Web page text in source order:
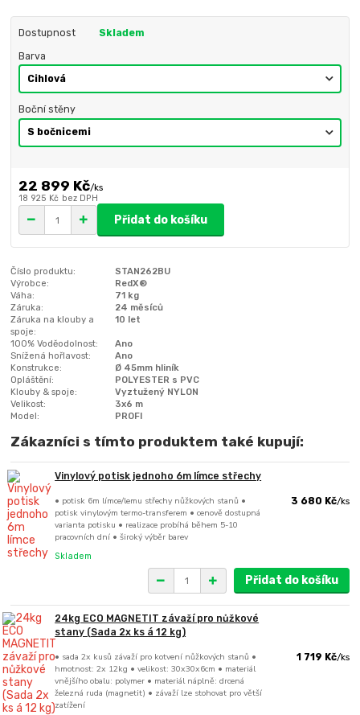
Dostupnost Skladem
Barva
Boční stěny
22 899 Kč/ks
18 925 Kč bez DPH
Přidat do košíku
Číslo produktu:
STAN262BU
Výrobce:
RedX®
Váha:
71 kg
Záruka:
24 měsíců
Záruka na klouby a
spoje:
10 let
100% Voděodolnost:
Ano
Snížená hořlavost:
Ano
Konstrukce:
Ø 45mm hliník
Opláštění:
POLYESTER s PVC
Klouby & spoje:
Vyztužený NYLON
Velikost:
3x6 m
Model:
PROFI
Zákazníci s tímto produktem také kupují:
Vinylový potisk jednoho 6m límce střechy
• potisk 6m límce/lemu střechy nůžkových stanů •
potisk vinylovým termo-transferem • cenově dostupná
varianta potisku • realizace probíhá během 5-10
pracovních dní • široký výběr barev
3 680 Kč/ks
Skladem
Přidat do košíku
24kg ECO MAGNETIT závaží pro nůžkové
stany (Sada 2x ks á 12 kg)
• sada 2x kusů závaží pro kotvení nůžkových stanů •
hmotnost: 2x 12kg • velikost: 30x30x6cm • materiál
vnějšího obalu: polymer • materiál náplně: drcená
železná ruda (magnetit) • závaží lze stohovat pro větší
zatížení
1 719 Kč/ks